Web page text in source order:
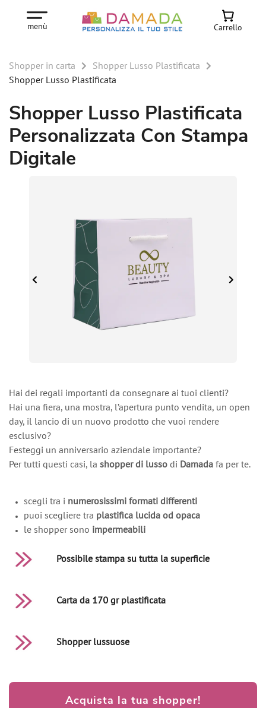
menù Carrello
Shopper in carta
Shopper Lusso Plastificata
Shopper Lusso Plastificata
Shopper Lusso Plastificata
Personalizzata Con Stampa
Digitale
Hai dei regali importanti da consegnare ai tuoi clienti?
Hai una fiera, una mostra, l’apertura punto vendita, un open
day, il lancio di un nuovo prodotto che vuoi rendere
esclusivo?
Festeggi un anniversario aziendale importante?
Per tutti questi casi, la shopper di lusso di Damada fa per te.
scegli tra i numerosissimi formati differenti
puoi scegliere tra plastifica lucida od opaca
le shopper sono impermeabili
Possibile stampa su tutta la superficie
Carta da 170 gr plastificata
Shopper lussuose
Acquista la tua shopper!